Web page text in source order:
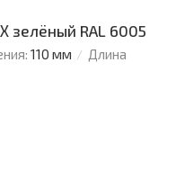
зелёный RAL 6005
110 мм
Длина